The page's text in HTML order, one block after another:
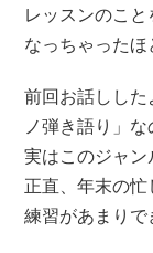
レッスンのこ
なっちゃったほ
前回お話しし
ノ弾き語り」
実はこのジャン
正直、年末の忙
練習があまり